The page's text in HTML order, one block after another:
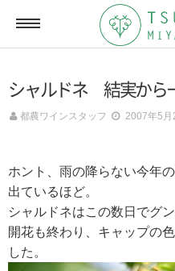
オンライ
メー
シャルドネ 結実から
都農ワインスタッフ 2007年5月
ホント、雨の降らない今年
出ているほど。
シャルドネはこの数日でグ
開花も終わり、キャップの
した。